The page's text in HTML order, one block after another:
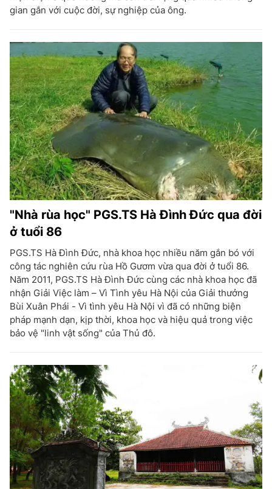
gian gắn với cuộc đời, sự nghiệp của ông.
"Nhà rùa học" PGS.TS Hà Đình Đức qua đời
ở tuổi 86
PGS.TS Hà Đình Đức, nhà khoa học nhiều năm gắn bó với
công tác nghiên cứu rùa Hồ Gươm vừa qua đời ở tuổi 86.
Năm 2011, PGS.TS Hà Đình Đức cùng các nhà khoa học đã
nhận Giải Việc làm – Vì Tình yêu Hà Nội của Giải thưởng
Bùi Xuân Phái - Vì tình yêu Hà Nội vì đã có những biện
pháp mạnh dạn, kịp thời, khoa học và hiệu quả trong việc
bảo vệ "linh vật sống" của Thủ đô.